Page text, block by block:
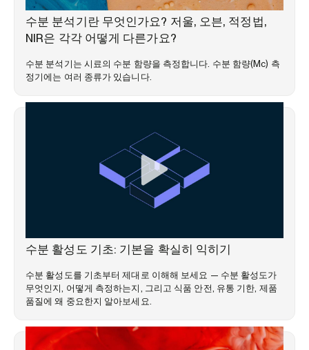
전문 지식 라이브러리
수분 분석기란 무엇인가요? 저울, 오븐, 적정법,
NIR은 각각 어떻게 다른가요?
수분 분석기는 시료의 수분 함량을 측정합니다. 수분 함량(Mc) 측
정기에는 여러 종류가 있습니다.
수분 활성도 기초: 기본을 확실히 익히기
수분 활성도를 기초부터 제대로 이해해 보세요 — 수분 활성도가
무엇인지, 어떻게 측정하는지, 그리고 식품 안전, 유통 기한, 제품
품질에 왜 중요한지 알아보세요.